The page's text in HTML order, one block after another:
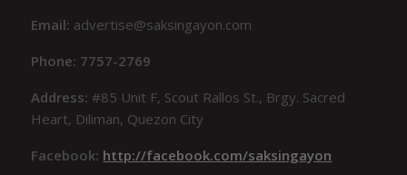
Email: advertise@saksingayon.com
Phone: 7757-2769
Address:#85 Unit F, Scout Rallos St., Brgy. Sacred
Heart, Diliman, Quezon City
Facebook: http://facebook.com/saksingayon